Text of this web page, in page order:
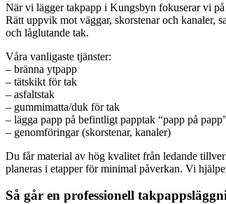
När vi lägger takpapp i Kungsbyn fokuserar vi på
Rätt uppvik mot väggar, skorstenar och kanaler,
och låglutande tak.
Våra vanligaste tjänster:
– bränna ytpapp
– tätskikt för tak
– asfaltstak
– gummimatta/duk för tak
– lägga papp på befintligt papptak “papp på
– genomföringar (skorstenar, kanaler)
Du får material av hög kvalitet från ledande
planeras i etapper för minimal påverkan. Vi
Så går en professionell